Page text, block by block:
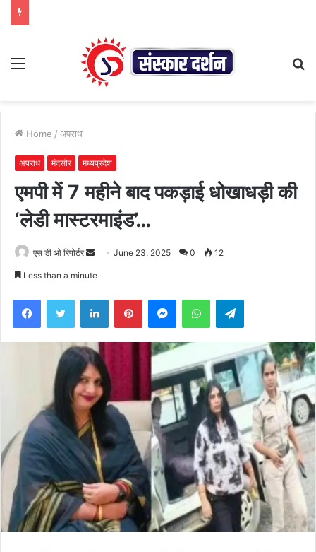
Menu
Home / अपराध
अपराध मंदसौर मध्यप्रदेश
एमपी में 7 महीने बाद पकड़ाई धोखाधड़ी की
‘लेडी मास्टरमाइंड’…
एस डी ओ रिपोर्टर
Send June 23, 2025 0 12
Less than a minute
FacebookTwitter LinkedInPinterestMessengerWhatsAppTelegram